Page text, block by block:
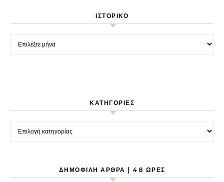
ΙΣΤΟΡΙΚΌ
Ιστορικό
KΑΤΗΓΟΡΊΕΣ
Kατηγορίες
ΔΗΜΟΦΙΛΉ ΆΡΘΡΑ | 48 ΏΡΕΣ